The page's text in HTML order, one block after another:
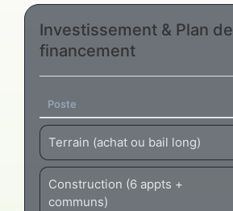
Investissement & Plan de
financement
Poste
Terrain (achat ou bail long)
Construction (6 appts +
communs)